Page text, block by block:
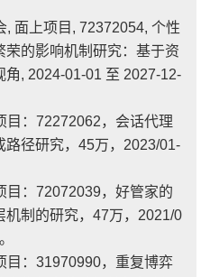
, 面上项目, 72372054, 个性
的影响机制研究：基于资
, 2024-01-01 至 2027-12-
目：72272062，会话代理
路径研究，45万，2023/01-
目：72072039，好管家的
机制的研究，47万，2021/0
目：31970990，重复博弈